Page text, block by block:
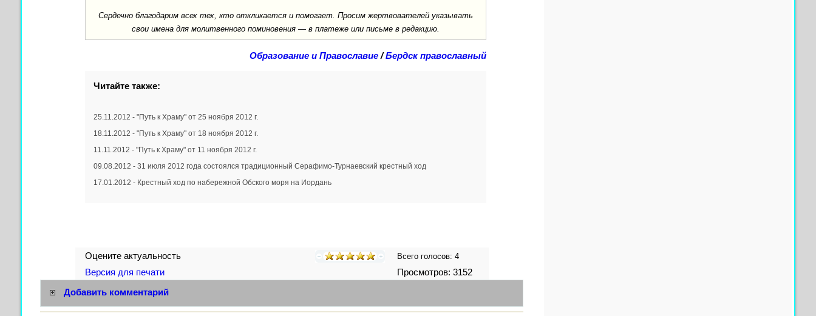
Сердечно благодарим всех тех, кто откликается и помогает. Просим жертвователей указывать
свои имена для молитвенного поминовения — в платеже или письме в редакцию.
Образование и Православие/Бердск православный
Читайте также:
25.11.2012 - "Путь к Храму" от 25 ноября 2012 г.
18.11.2012 - "Путь к Храму" от 18 ноября 2012 г.
11.11.2012 - "Путь к Храму" от 11 ноября 2012 г.
09.08.2012 - 31 июля 2012 года состоялся традиционный Серафимо-Турнаевский крестный ход
17.01.2012 - Крестный ход по набережной Обского моря на Иордань
Оцените актуальность Всего голосов: 4
Версия для печати Просмотров: 3152
Добавить комментарий